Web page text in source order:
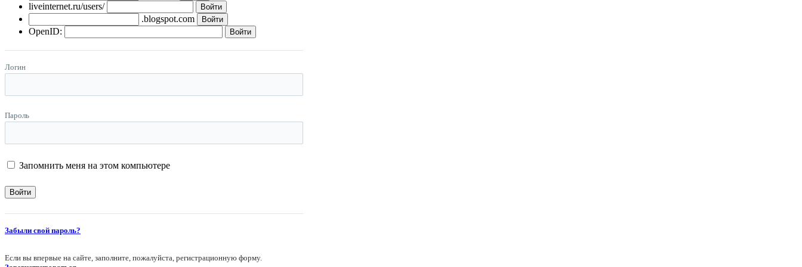
liveinternet.ru/users/
.blogspot.com
OpenID:
Логин
Пароль
Запомнить меня на этом компьютере
Забыли свой пароль?
Если вы впервые на сайте, заполните, пожалуйста, регистрационную форму.